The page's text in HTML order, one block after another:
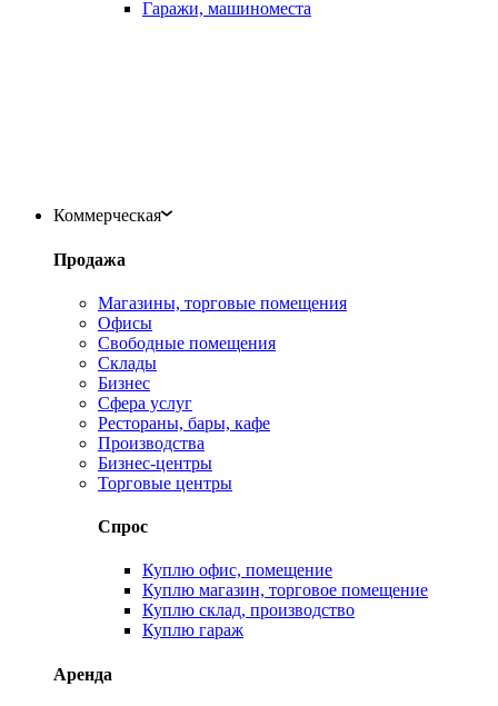
Гаражи, машиноместа
Коммерческая
Продажа
Магазины, торговые помещения
Офисы
Свободные помещения
Склады
Бизнес
Сфера услуг
Рестораны, бары, кафе
Производства
Бизнес-центры
Торговые центры
Спрос
Куплю офис, помещение
Куплю магазин, торговое помещение
Куплю склад, производство
Куплю гараж
Аренда